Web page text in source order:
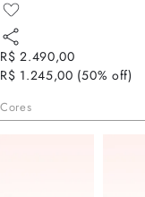
R$ 2.490,00
R$ 1.245,00 (50% off)
Cores